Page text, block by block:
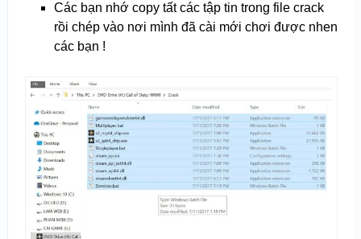
Các bạn nhớ copy tất các tập tin trong file crack
rồi chép vào nơi mình đã cài mới chơi được nhen
các bạn !